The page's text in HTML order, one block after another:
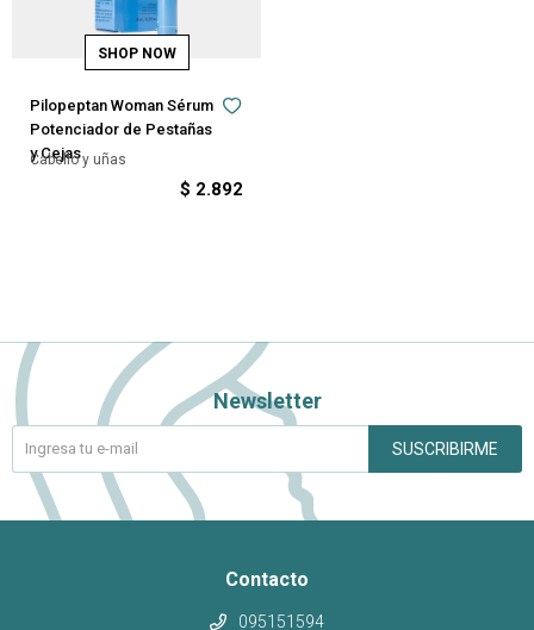
Pilopeptan Woman Sérum
Potenciador de Pestañas
y Cejas
Cabello y uñas
$ 2.892
Contacto
095151594
Newsletter
SUSCRIBIRME